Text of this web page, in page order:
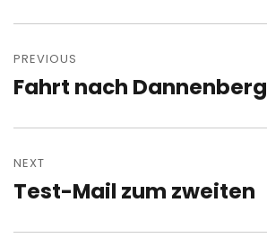
navigation
PREVIOUS
Previous
Fahrt nach Dannenberg
NEXT
Next
Test-Mail zum zweiten